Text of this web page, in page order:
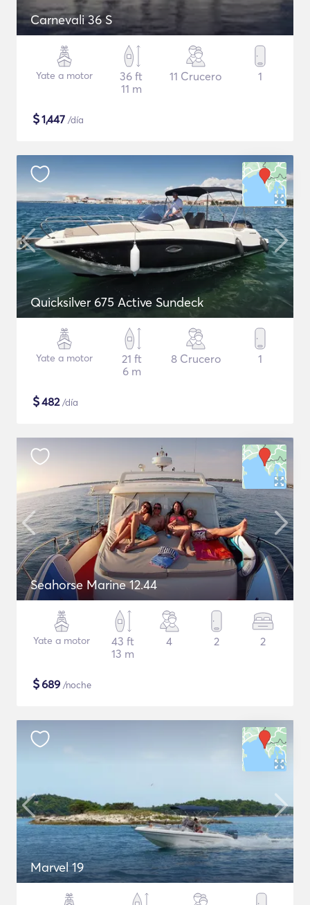
Carnevali 36 S
Yate a motor
36 ft
11 m
11 Crucero 1
$1,447 /día
Quicksilver 675 Active Sundeck
Yate a motor
21 ft
6 m
8 Crucero 1
$482/día
Seahorse Marine 12.44
Yate a motor
43 ft
13 m
4 2 2
$689 /noche
Marvel 19